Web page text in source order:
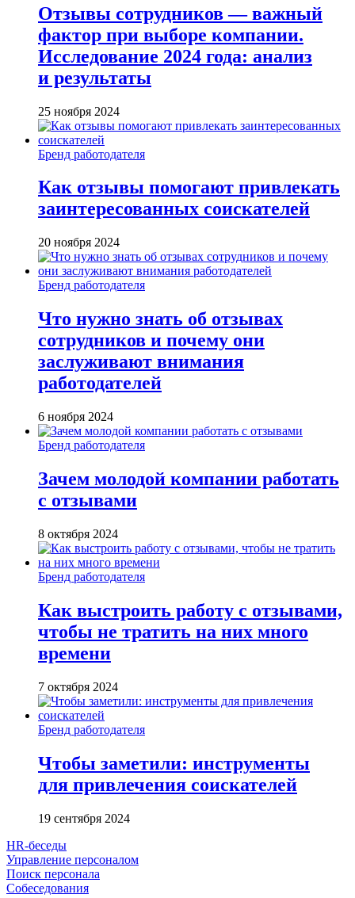
Отзывы сотрудников — важный
фактор при выборе компании.
Исследование 2024 года: анализ
и результаты
25 ноября 2024
Бренд работодателя
Как отзывы помогают привлекать
заинтересованных соискателей
20 ноября 2024
Бренд работодателя
Что нужно знать об отзывах
сотрудников и почему они
заслуживают внимания
работодателей
6 ноября 2024
Бренд работодателя
Зачем молодой компании работать
с отзывами
8 октября 2024
Бренд работодателя
Как выстроить работу с отзывами,
чтобы не тратить на них много
времени
7 октября 2024
Бренд работодателя
Чтобы заметили: инструменты
для привлечения соискателей
19 сентября 2024
HR-беседы
Управление персоналом
Поиск персонала
Собеседования